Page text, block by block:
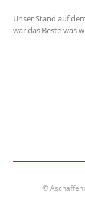
Unser Stand auf
war das Beste was
©